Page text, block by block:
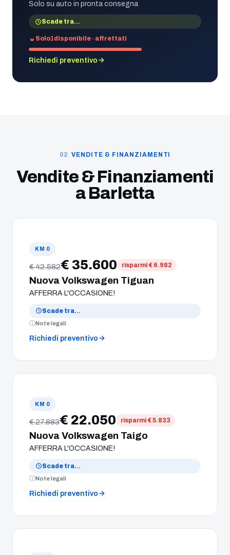
Solo su auto in pronta consegna
Scade tra…
Solo1disponibile · affrettati
Richiedi preventivo
VENDITE & FINANZIAMENTI
Vendite & Finanziamenti
aBarletta
KM 0
€ 42.582€ 35.600 risparmi € 6.982
Nuova Volkswagen Tiguan
AFFERRA L'OCCASIONE!
Scade tra…
Note legali
Richiedi preventivo
KM 0
€ 27.883€ 22.050 risparmi € 5.833
Nuova Volkswagen Taigo
AFFERRA L'OCCASIONE!
Scade tra…
Note legali
Richiedi preventivo